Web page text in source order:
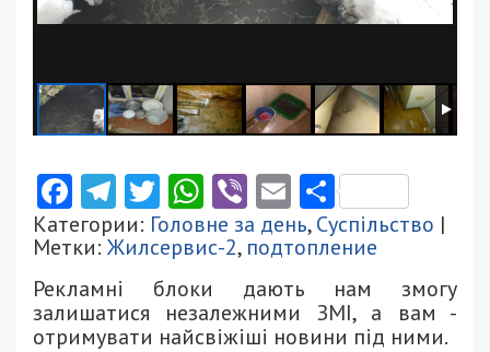
Facebook
Telegram
Twitter
WhatsApp
ViberEmail
Категории: Головне за день,Суспільство |
Метки: Жилсервис-2, подтопление
Рекламні блоки дають нам змогу
залишатися незалежними ЗМІ, а вам -
отримувати найсвіжіші новини під ними.